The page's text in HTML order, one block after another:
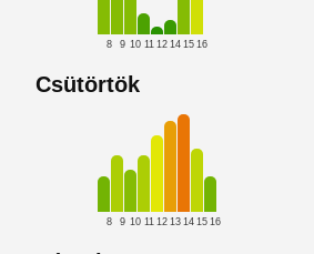
8 9 10 11 12 14 15 16
Csütörtök
8 9 10 11 12 13 14 15 16